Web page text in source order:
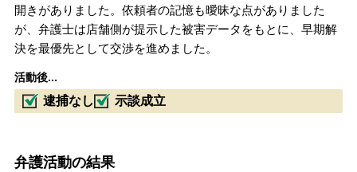
開きがありました。依頼者の記憶も曖昧な点がありました
が、弁護士は店舗側が提示した被害データをもとに、早期解
決を最優先として交渉を進めました。
活動後...
逮捕なし 示談成立
弁護活動の結果